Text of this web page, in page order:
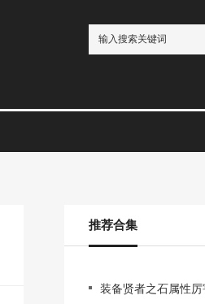
推荐合集
装备贤者之石属性厉